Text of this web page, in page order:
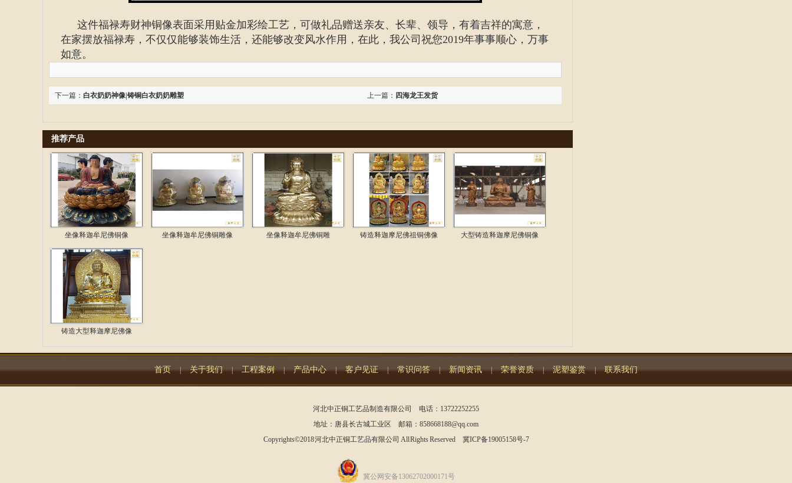
这件福禄寿财神铜像表面采用贴金加彩绘工艺，可做礼品赠送亲友、长辈、领导，有着吉祥的寓意，
在家摆放福禄寿，不仅仅能够装饰生活，还能够改变风水作用，在此，我公司祝您2019年事事顺心，万事
如意。
上一篇： 四海龙王发货
下一篇： 白衣奶奶神像|铸铜白衣奶奶雕塑
推荐产品
坐像释迦牟尼佛铜像 坐像释迦牟尼佛铜雕像 坐像释迦牟尼佛铜雕 铸造释迦摩尼佛祖铜佛像 大型铸造释迦摩尼佛铜像
铸造大型释迦摩尼佛像
首页 | 关于我们 | 工程案例 | 产品中心 | 客户见证 | 常识问答 | 新闻资讯 | 荣誉资质 | 泥塑鉴赏 | 联系我们
河北中正铜工艺品制造有限公司 电话：13722252255
地址：唐县长古城工业区 邮箱：858668188@qq.com
Copyrights©2018 河北中正铜工艺品有限公司 All Rights Reserved 冀ICP备19005158号-7
冀公网安备13062702000171号